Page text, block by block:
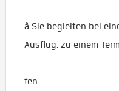
â Sie begleiten bei
Ausflug, zu einem
fen.